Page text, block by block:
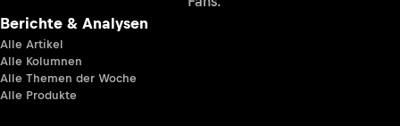
Berichte & Analysen
Alle Artikel
Alle Kolumnen
Alle Themen der Woche
Alle Produkte